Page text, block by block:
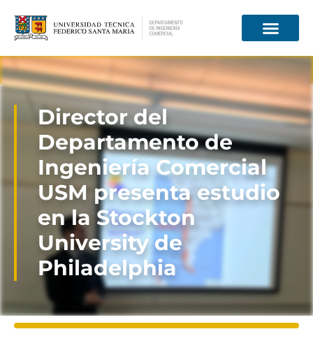
Información para
Director del
Departamento de
Ingeniería Comercial
USM presenta estudio
en la Stockton
University de
Philadelphia